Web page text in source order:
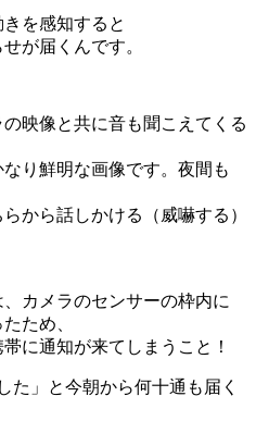
を感知すると
が届くんです。
映像と共に音も聞こえてくる
り鮮明な画像です。夜間も
から話しかける（威嚇する）
カメラのセンサーの枠内に
ため、
に通知が来てしまうこと！
た」と今朝から何十通も届く